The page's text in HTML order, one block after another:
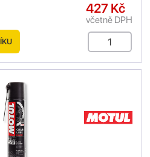
427 Kč
včetně DPH